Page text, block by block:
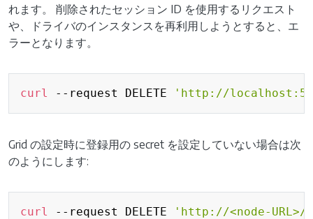
れます。 削除されたセッション ID を使用するリクエスト
や、ドライバのインスタンスを再利用しようとすると、エ
ラーとなります。
curl --request DELETE 'http://
Grid の設定時に登録用の secret を設定していない場合は次
のようにします:
curl --request DELETE 'http://<node-